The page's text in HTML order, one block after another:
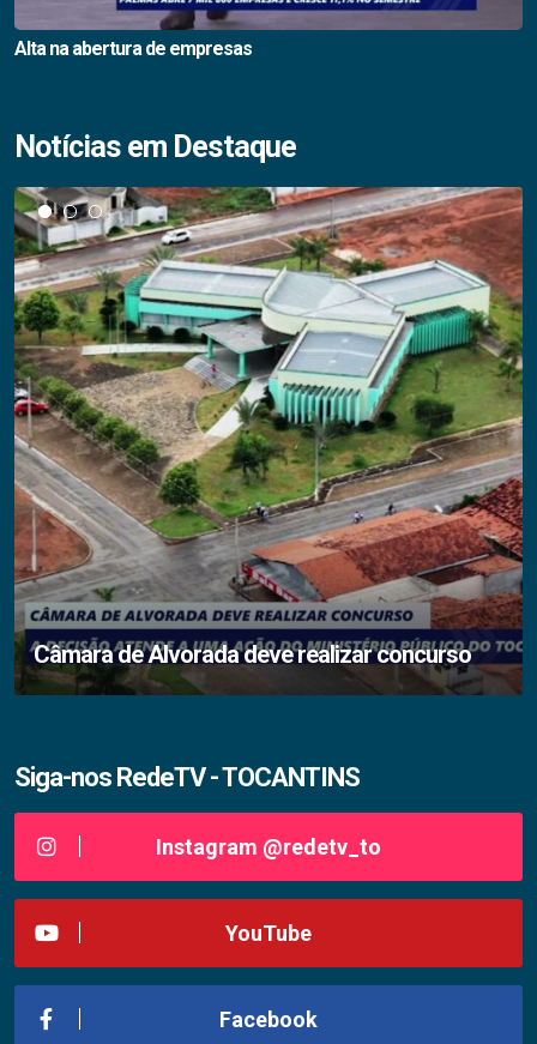
Alta na abertura de empresas
Notícias em Destaque
Câmara de Alvorada deve realizar concurso
Siga-nos RedeTV - TOCANTINS
Instagram @redetv_to
YouTube
Facebook